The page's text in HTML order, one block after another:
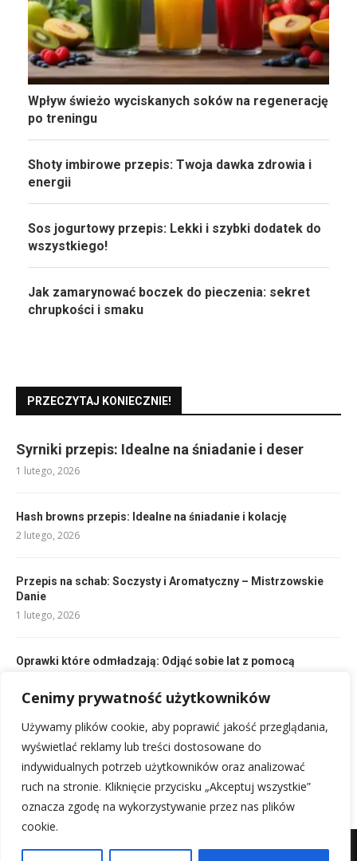
Cenimy prywatność użytkowników
Używamy plików cookie, aby poprawić jakość przeglądania,
wyświetlać reklamy lub treści dostosowane do
indywidualnych potrzeb użytkowników oraz analizować
ruch na stronie. Kliknięcie przycisku „Akceptuj wszystkie”
oznacza zgodę na wykorzystywanie przez nas plików
cookie.
Wpływ świeżo wyciskanych soków na regenerację
po treningu
Shoty imbirowe przepis: Twoja dawka zdrowia i
energii
Sos jogurtowy przepis: Lekki i szybki dodatek do
wszystkiego!
Jak zamarynować boczek do pieczenia: sekret
chrupkości i smaku
PRZECZYTAJ KONIECZNIE!
Syrniki przepis: Idealne na śniadanie i deser
1 lutego, 2026
Hash browns przepis: Idealne na śniadanie i kolację
2 lutego, 2026
Przepis na schab: Soczysty i Aromatyczny – Mistrzowskie
Danie
1 lutego, 2026
Oprawki które odmładzają: Odjąć sobie lat z pomocą
3 lutego, 2026
Kurczak na butelce: pieczony z piwem, chrupiąca skórka
1 lutego, 2026
Mapa witryny Kontakt z nami